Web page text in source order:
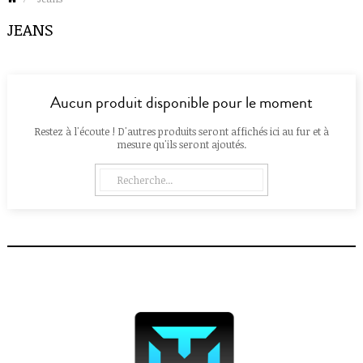
JEANS
Aucun produit disponible pour le moment
Restez à l'écoute ! D'autres produits seront affichés ici au fur et à
mesure qu'ils seront ajoutés.